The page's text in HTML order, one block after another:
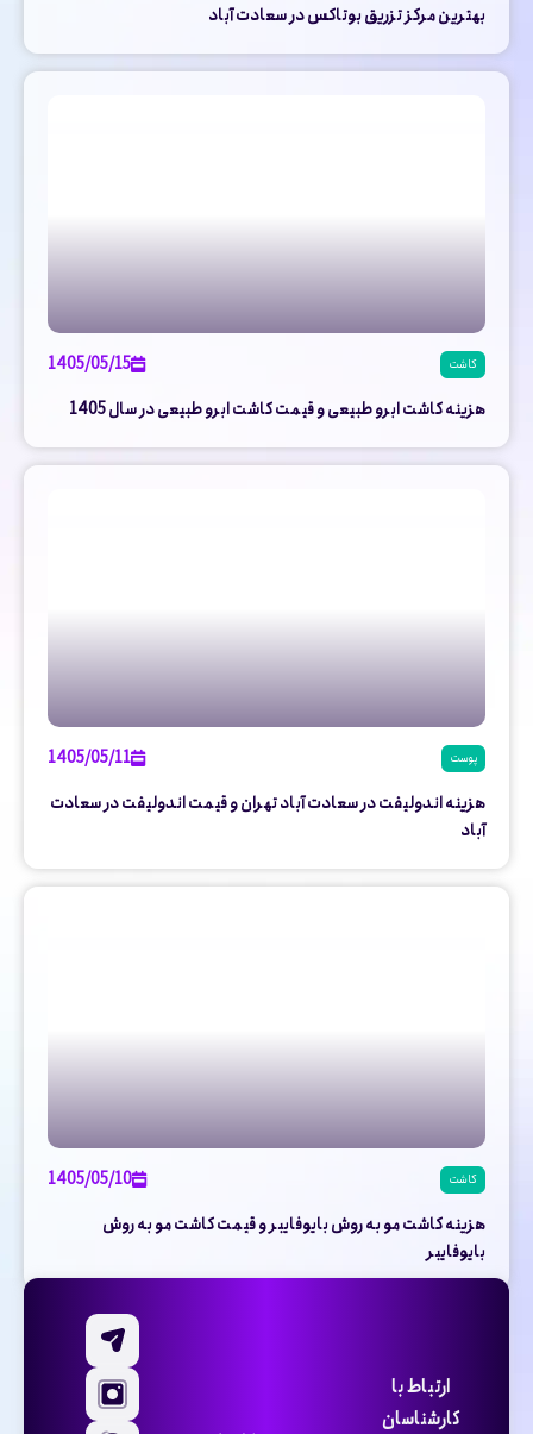
بهترین مرکز تزریق بوتاکس در سعادت آباد
کاشت
1405/05/15
هزینه کاشت ابرو طبیعی و قیمت کاشت ابرو طبیعی در سال 1405
پوست
1405/05/11
هزینه اندولیفت در سعادت آباد تهران و قیمت اندولیفت در سعادت
آباد
کاشت
1405/05/10
هزینه کاشت مو به روش بایوفایبر و قیمت کاشت مو به روش
بایوفایبر
ارتباط با
کارشناسان